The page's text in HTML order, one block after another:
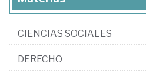
CIENCIAS SOCIALES
DERECHO